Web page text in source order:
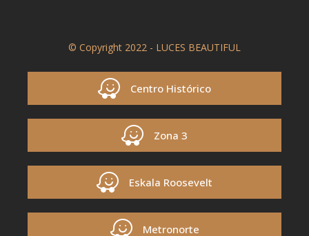
© Copyright 2022 - LUCES BEAUTIFUL
Centro Histórico
Zona 3
Eskala Roosevelt
Metronorte